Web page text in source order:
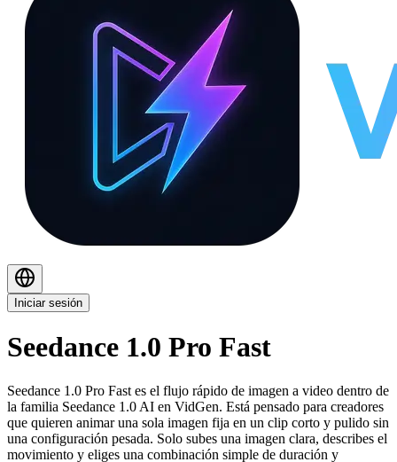
Iniciar sesión
Seedance 1.0 Pro Fast
Seedance 1.0 Pro Fast es el flujo rápido de imagen a video dentro de
la familia Seedance 1.0 AI en VidGen. Está pensado para creadores
que quieren animar una sola imagen fija en un clip corto y pulido sin
una configuración pesada. Solo subes una imagen clara, describes el
movimiento y eliges una combinación simple de duración y